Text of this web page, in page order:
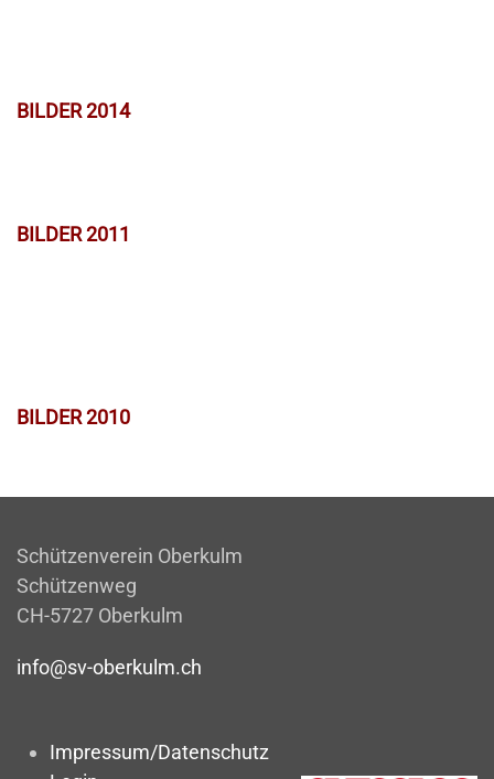
BILDER 2014
BILDER 2011
BILDER 2010
Schützenverein Oberkulm
Schützenweg
CH-5727 Oberkulm
info@sv-oberkulm.ch
Impressum/Datenschutz